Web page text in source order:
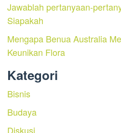
Jawablah pertanyaan-
Siapakah
Mengapa Benua Australia
Keunikan Flora
Kategori
Bisnis
Budaya
Diskusi